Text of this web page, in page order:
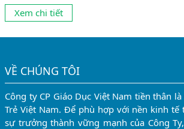
theo quy định như sau: 1. Đối với người lao
nghỉ 02 ngày/tuần (vào thứ bảy và chủ
Xem chi tiết
VỀ CHÚNG TÔI
Công ty CP Giáo Dục Việt Nam tiền thân
Trẻ Việt Nam. Để phù hợp với nền kinh
sự trưởng thành vững mạnh của Công